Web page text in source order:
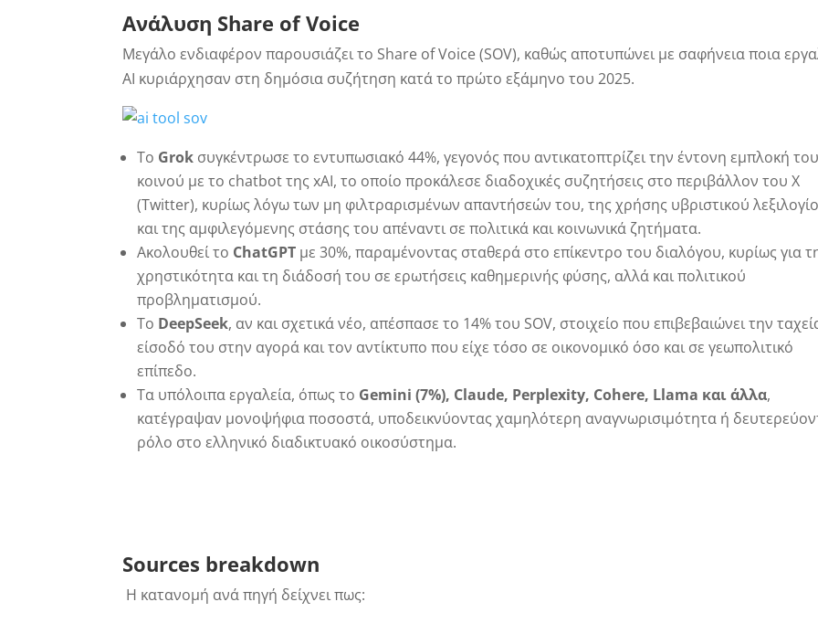
Ανάλυση Share of Voice
Μεγάλο ενδιαφέρον παρουσιάζει το Share of Voice (SOV), καθώς αποτυπώνει με σαφήνεια ποια
AI κυριάρχησαν στη δημόσια συζήτηση κατά το πρώτο εξάμηνο του 2025.
Το Grok συγκέντρωσε το εντυπωσιακό 44%, γεγονός που αντικατοπτρίζει την έντονη εμπλοκή
κοινού με το chatbot της xAI, το οποίο προκάλεσε διαδοχικές συζητήσεις στο περιβάλλον του X
(Twitter), κυρίως λόγω των μη φιλτραρισμένων απαντήσεών του, της χρήσης υβριστικού
και της αμφιλεγόμενης στάσης του απέναντι σε πολιτικά και κοινωνικά ζητήματα.
Ακολουθεί το ChatGPT με 30%, παραμένοντας σταθερά στο επίκεντρο του διαλόγου, κυρίως για
χρηστικότητα και τη διάδοσή του σε ερωτήσεις καθημερινής φύσης, αλλά και πολιτικού
προβληματισμού.
Το DeepSeek, αν και σχετικά νέο, απέσπασε το 14% του SOV, στοιχείο που επιβεβαιώνει την
είσοδό του στην αγορά και τον αντίκτυπο που είχε τόσο σε οικονομικό όσο και σε γεωπολιτικό
επίπεδο.
Τα υπόλοιπα εργαλεία, όπως το Gemini (7%), Claude, Perplexity, Cohere, Llama και άλλα,
κατέγραψαν μονοψήφια ποσοστά, υποδεικνύοντας χαμηλότερη αναγνωρισιμότητα ή
ρόλο στο ελληνικό διαδικτυακό οικοσύστημα.
Sources breakdown
Η κατανομή ανά πηγή δείχνει πως: